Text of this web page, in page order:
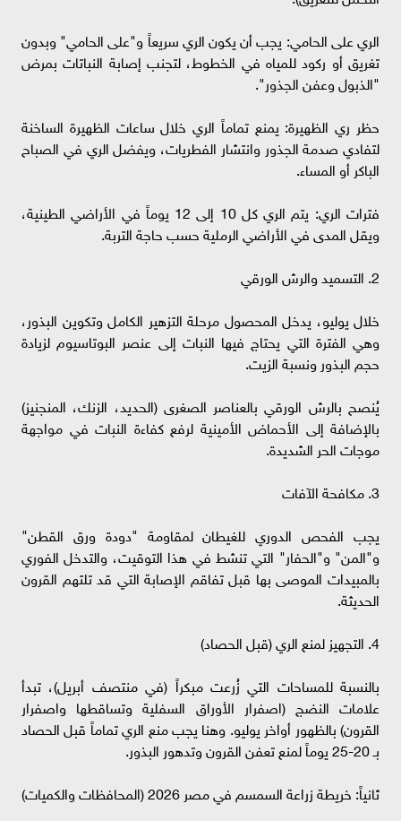
​الري على الحامي: يجب أن يكون الري سريعاً و"على الحامي" وبدون
تغريق أو ركود للمياه في الخطوط، لتجنب إصابة النباتات بمرض
"الذبول وعفن الجذور".
​حظر ري الظهيرة: يمنع تماماً الري خلال ساعات الظهيرة الساخنة
لتفادي صدمة الجذور وانتشار الفطريات، ويفضل الري في الصباح
الباكر أو المساء.
​فترات الري: يتم الري كل 10 إلى 12 يوماً في الأراضي الطينية،
ويقل المدى في الأراضي الرملية حسب حاجة التربة.
​2. التسميد والرش الورقي
​خلال يوليو، يدخل المحصول مرحلة التزهير الكامل وتكوين البذور،
وهي الفترة التي يحتاج فيها النبات إلى عنصر البوتاسيوم لزيادة
حجم البذور ونسبة الزيت.
​يُنصح بالرش الورقي بالعناصر الصغرى (الحديد، الزنك، المنجنيز)
بالإضافة إلى الأحماض الأمينية لرفع كفاءة النبات في مواجهة
موجات الحر الشديدة.
​3. مكافحة الآفات
​يجب الفحص الدوري للغيطان لمقاومة "دودة ورق القطن"
و"المن" و"الحفار" التي تنشط في هذا التوقيت، والتدخل الفوري
بالمبيدات الموصى بها قبل تفاقم الإصابة التي قد تلتهم القرون
الحديثة.
​4. التجهيز لمنع الري (قبل الحصاد)
​بالنسبة للمساحات التي زُرعت مبكراً (في منتصف أبريل)، تبدأ
علامات النضج (اصفرار الأوراق السفلية وتساقطها واصفرار
القرون) بالظهور أواخر يوليو. وهنا يجب منع الري تماماً قبل الحصاد
بـ 20-25 يوماً لمنع تعفن القرون وتدهور البذور.
​ثانياً: خريطة زراعة السمسم في مصر 2026 (المحافظات والكميات)